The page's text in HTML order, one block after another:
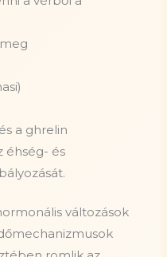
a ghrelin
éhség- és
változások